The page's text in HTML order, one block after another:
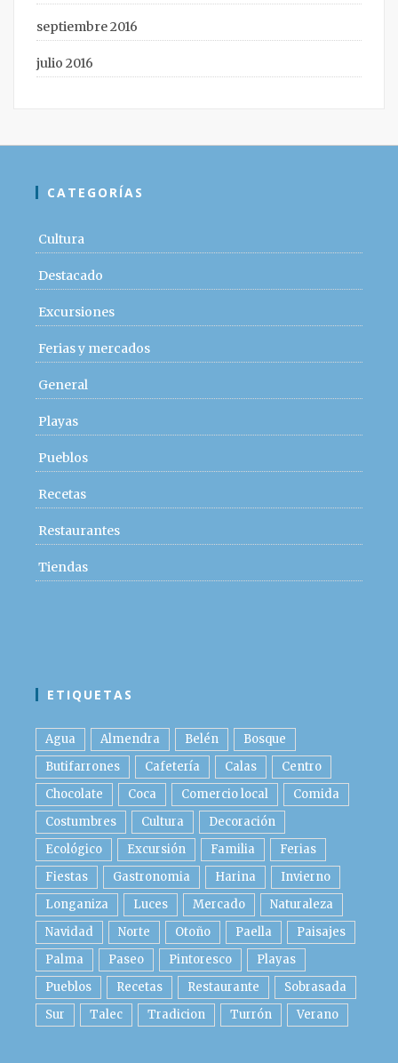
septiembre 2016
julio 2016
CATEGORÍAS
Cultura
Destacado
Excursiones
Ferias y mercados
General
Playas
Pueblos
Recetas
Restaurantes
Tiendas
ETIQUETAS
Agua Almendra Belén
Bosque
Butifarrones
Cafetería Calas
Centro
Chocolate
Coca Comercio local
Comida
Costumbres
Cultura
Decoración
Ecológico
Excursión Familia
Ferias
Fiestas
Gastronomia Harina
Invierno
Longaniza
Luces Mercado
Naturaleza
Navidad
Norte Otoño Paella
Paisajes
Palma
Paseo Pintoresco
Playas
Pueblos
Recetas Restaurante
Sobrasada
Sur
Talec Tradicion Turrón Verano